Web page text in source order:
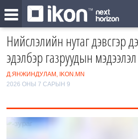
Нийслэлийн нутаг дэвсгэр
эдэлбэр газруудын
Д.ЯНЖИНДУЛАМ, IKON.MN
2026 ОНЫ 7 САРЫН 9